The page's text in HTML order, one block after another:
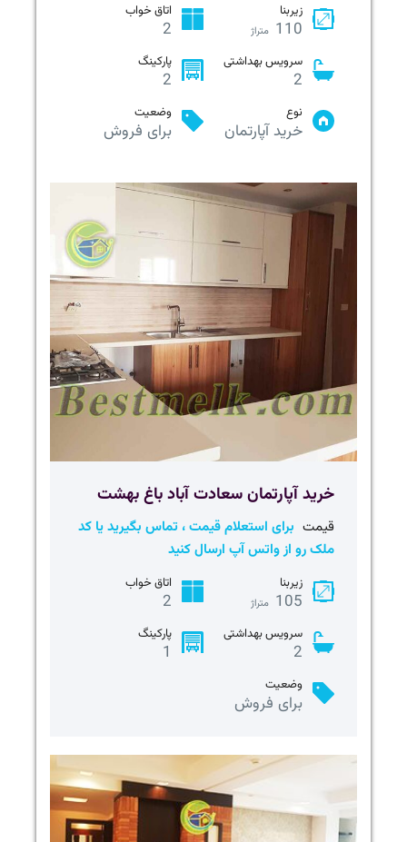
زیربنا
110 متراژ
اتاق خواب
2
سرویس بهداشتی
2
پارکینگ
2
نوع
خرید آپارتمان
وضعیت
برای فروش
خرید آپارتمان سعادت آباد باغ بهشت
قیمت برای استعلام قیمت ، تماس بگیرید یا کد
ملک رو از واتس آپ ارسال کنید
زیربنا
105 متراژ
اتاق خواب
2
سرویس بهداشتی
2
پارکینگ
1
وضعیت
برای فروش